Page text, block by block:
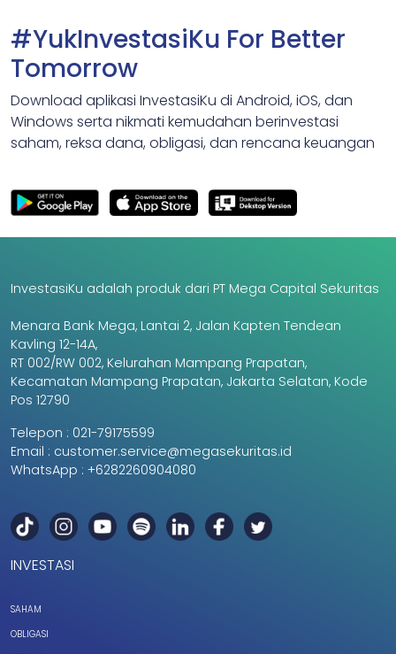
#YukInvestasiKu For Better
Tomorrow
Download aplikasi InvestasiKu di Android, iOS, dan
Windows serta nikmati kemudahan berinvestasi
saham, reksa dana, obligasi, dan rencana keuangan
InvestasiKu adalah produk dari PT Mega Capital Sekuritas
Menara Bank Mega, Lantai 2, Jalan Kapten Tendean
Kavling 12-14A,
RT 002/RW 002, Kelurahan Mampang Prapatan,
Kecamatan Mampang Prapatan, Jakarta Selatan, Kode
Pos 12790
Telepon : 021-79175599
Email : customer.service@megasekuritas.id
WhatsApp : +6282260904080
INVESTASI
SAHAM
OBLIGASI